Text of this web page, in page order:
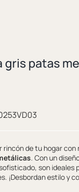
gris patas
rincón de tu hogar
. Con un
son ideales
¡Desbordan estilo y